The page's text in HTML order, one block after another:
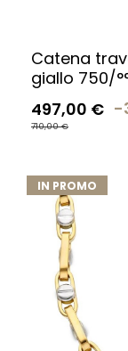
Catena
giallo 750/
497,00 € -
710,00 €
IN PROMO